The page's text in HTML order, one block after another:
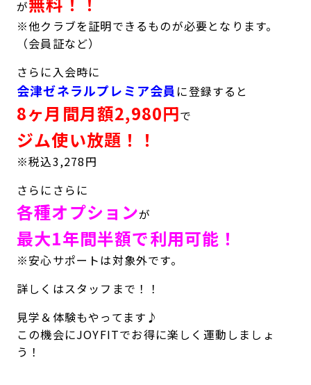
見学・体験 スタジオプログラム情報
店舗へのお問い合わせ
JOYFIT+
が
※他クラブを証明できるものが必要となります。
（会員証など）
さらに入会時に
会津ゼネラルプレミア会員 に登録すると
8ヶ月間月額2,980円で
ジム使い放題！！
※税込3,278円
さらにさらに
各種オプションが
最大1年間半額で利用可能！
※安心サポートは対象外です。
詳しくはスタッフまで！！
見学＆体験もやってます♪
この機会にJOYFITでお得に楽しく運動しましょ
う！